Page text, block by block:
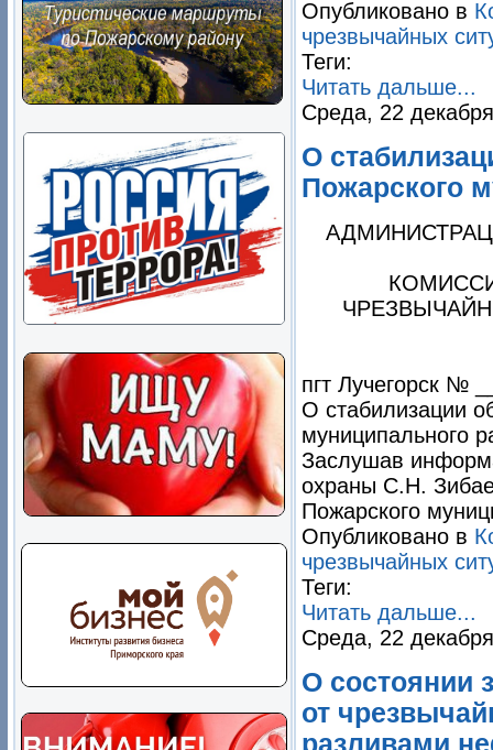
Опубликовано в
чрезвычайных
Теги:
Читать дальше...
Среда, 22
О
Пожарского
пгт Лучегорск №
О стабилизации
муниципального
Заслушав
охраны С.Н.
Пожарского
Опубликовано в
чрезвычайных
Теги:
Читать дальше...
Среда, 22
О состоянии
от
разливами